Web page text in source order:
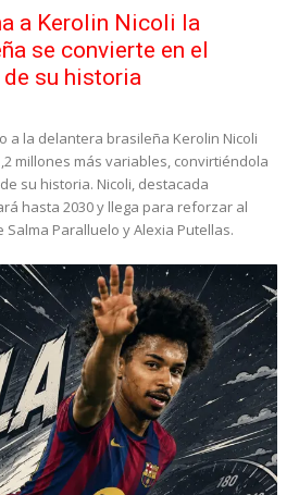
a Kerolin Nicoli la
se convierte en el
su historia
a la delantera brasileña Kerolin Nicoli
millones más variables, convirtiéndola
su historia. Nicoli, destacada
hasta 2030 y llega para reforzar al
Paralluelo y Alexia Putellas.